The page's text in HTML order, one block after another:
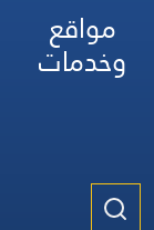
مواقع
وخدمات